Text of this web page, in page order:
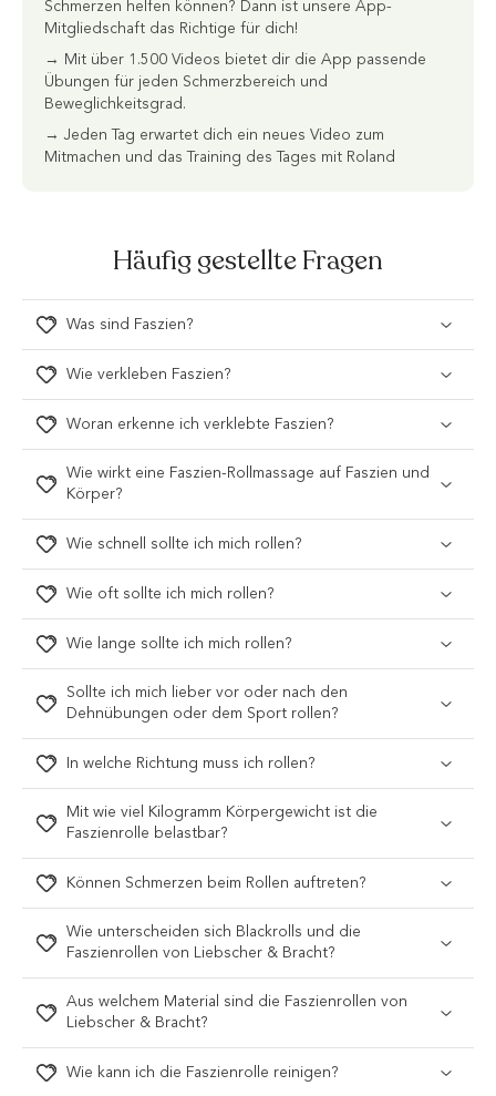
Schmerzen helfen können? Dann ist unsere App-
Mitgliedschaft das Richtige für dich!
→ Mit über 1.500 Videos bietet dir die App passende
Übungen für jeden Schmerzbereich und
Beweglichkeitsgrad.
→ Jeden Tag erwartet dich ein neues Video zum
Mitmachen und das Training des Tages mit Roland
Häufig gestellte Fragen
Was sind Faszien?
Wie verkleben Faszien?
Woran erkenne ich verklebte Faszien?
Wie wirkt eine Faszien-Rollmassage auf Faszien und
Körper?
Wie schnell sollte ich mich rollen?
Wie oft sollte ich mich rollen?
Wie lange sollte ich mich rollen?
Sollte ich mich lieber vor oder nach den
Dehnübungen oder dem Sport rollen?
In welche Richtung muss ich rollen?
Mit wie viel Kilogramm Körpergewicht ist die
Faszienrolle belastbar?
Können Schmerzen beim Rollen auftreten?
Wie unterscheiden sich Blackrolls und die
Faszienrollen von Liebscher & Bracht?
Aus welchem Material sind die Faszienrollen von
Liebscher & Bracht?
Wie kann ich die Faszienrolle reinigen?